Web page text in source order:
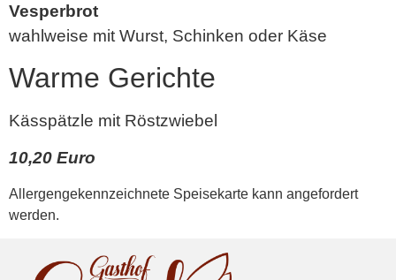
Vesperbrot
wahlweise mit Wurst, Schinken oder Käse
Warme Gerichte
Kässpätzle mit Röstzwiebel
10,20 Euro
Allergengekennzeichnete Speisekarte kann angefordert
werden.